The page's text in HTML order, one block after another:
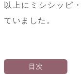
以上にミシシッピ
ていました。